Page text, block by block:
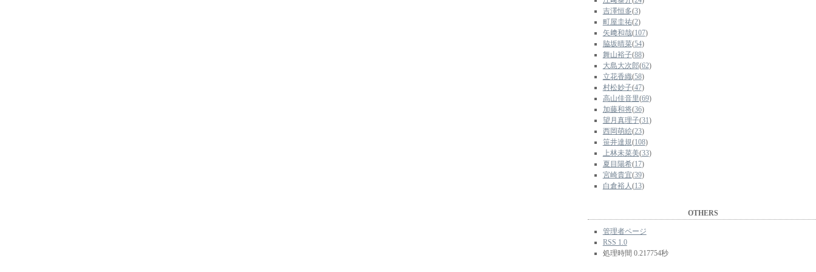
吉澤恒多(3)
町屋圭祐(2)
矢﨑和哉(107)
脇坂晴菜(54)
舞山裕子(88)
大島大次郎(62)
立花香織(58)
村松妙子(47)
高山佳音里(69)
加藤和将(36)
望月真理子(31)
西岡萌絵(23)
笹井達規(108)
上林未菜美(33)
夏目陽希(17)
宮崎貴宜(39)
白倉裕人(13)
OTHERS
管理者ページ
RSS 1.0
処理時間 0.217754秒